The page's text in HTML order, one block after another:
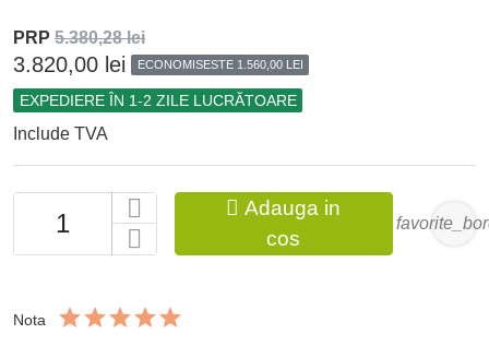
PRP 5.380,28 lei
3.820,00 lei ECONOMISESTE 1.560,00 LEI
EXPEDIERE ÎN 1-2 ZILE LUCRĂTOARE
Include TVA
 Adauga in
cos
Nota